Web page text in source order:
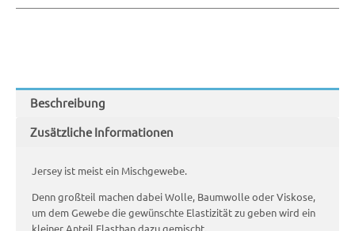
Beschreibung
Zusätzliche Informationen
Jersey ist meist ein Mischgewebe.
Denn großteil machen dabei Wolle, Baumwolle oder Viskose,
um dem Gewebe die gewünschte Elastizität zu geben wird ein
kleiner Anteil Elasthan dazu gemischt.